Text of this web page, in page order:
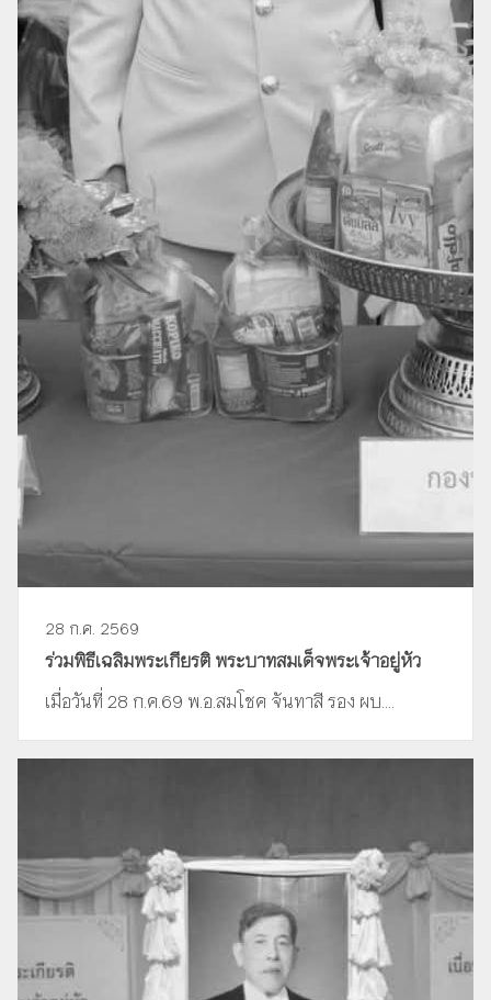
28 ก.ค. 2569
ร่วมพิธีเฉลิมพระเกียรติ พระบาทสมเด็จพระเจ้าอยู่หัว
เมื่อวันที่ 28 ก.ค.69 พ.อ.สมโชค จันทาสี รอง ผบ....